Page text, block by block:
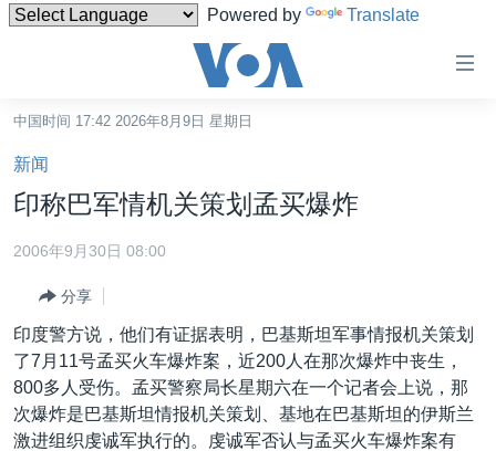
Powered by Translate
碍
链
接
跳
转
容
跳
转
到
导
港澳
国际
最新国际新闻
印太
分类新闻
经济·金融·贸易
美中关系
中国时间 17:42 2026年8月9日 星期日
新闻
印称巴军情机关策划孟买爆炸
2006年9月30日 08:00
分享
印度警方说，他们有证据表明，巴基斯坦军事情报机关策划
了7月11号孟买火车爆炸案，近200人在那次爆炸中丧生，
800多人受伤。孟买警察局长星期六在一个记者会上说，那
次爆炸是巴基斯坦情报机关策划、基地在巴基斯坦的伊斯兰
激进组织虔诚军执行的。虔诚军否认与孟买火车爆炸案有